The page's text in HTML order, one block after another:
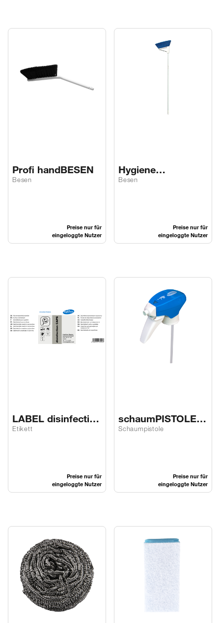
Profi handBESEN
Besen
Preise nur für
eingeloggte Nutzer
Hygiene
allzweckBESEN
Besen
Preise nur für
eingeloggte Nutzer
LABEL disinfection
CAPS
Etikett
Preise nur für
eingeloggte Nutzer
schaumPISTOLE
blau
Schaumpistole
Preise nur für
eingeloggte Nutzer